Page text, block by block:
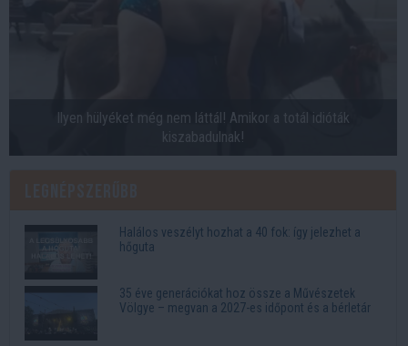
Ilyen hülyéket még nem láttál! Amikor a totál idióták
kiszabadulnak!
Halálos veszélyt hozhat a 40 fok: így jelezhet a
hőguta
35 éve generációkat hoz össze a Művészetek
Völgye – megvan a 2027-es időpont és a bérletár